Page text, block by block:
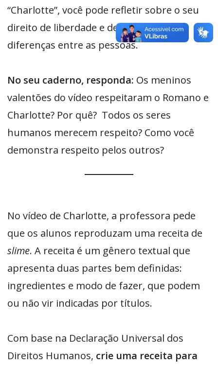
“Charlotte”, você pode refletir sobre o seu
direito de liberdade e de respeitar as
diferenças entre as pessoas.
No seu caderno, responda: Os meninos
valentões do vídeo respeitaram o Romano e
Charlotte? Por quê? Todos os seres
humanos merecem respeito? Como você
demonstra respeito pelos outros?
No vídeo de Charlotte, a professora pede
que os alunos reproduzam uma receita de
slime. A receita é um gênero textual que
apresenta duas partes bem definidas:
ingredientes e modo de fazer, que podem
ou não vir indicadas por títulos.
Com base na Declaração Universal dos
Direitos Humanos, crie uma receita para